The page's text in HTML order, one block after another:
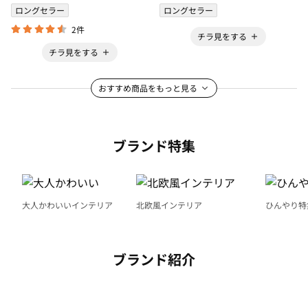
ロングセラー
2件
チラ見をする
ロングセラー
チラ見をする
おすすめ商品をもっと見る
ブランド特集
大人かわいいインテリア 北欧風インテリア ひんやり
ブランド紹介